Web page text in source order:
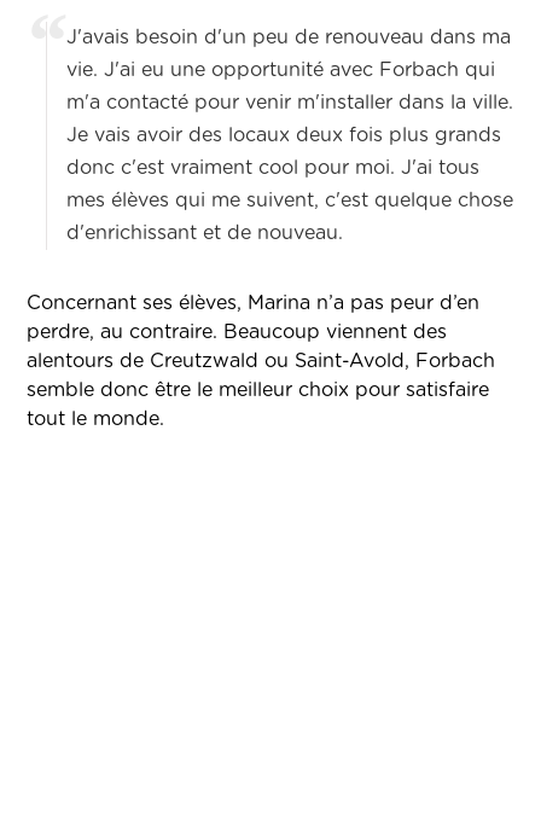
J'avais besoin d'un peu de renouveau dans ma
vie. J'ai eu une opportunité avec Forbach qui
m'a contacté pour venir m'installer dans la ville.
Je vais avoir des locaux deux fois plus grands
donc c'est vraiment cool pour moi. J'ai tous
mes élèves qui me suivent, c'est quelque chose
d'enrichissant et de nouveau.
Concernant ses élèves, Marina n’a pas peur d’en
perdre, au contraire. Beaucoup viennent des
alentours de Creutzwald ou Saint-Avold, Forbach
semble donc être le meilleur choix pour satisfaire
tout le monde.